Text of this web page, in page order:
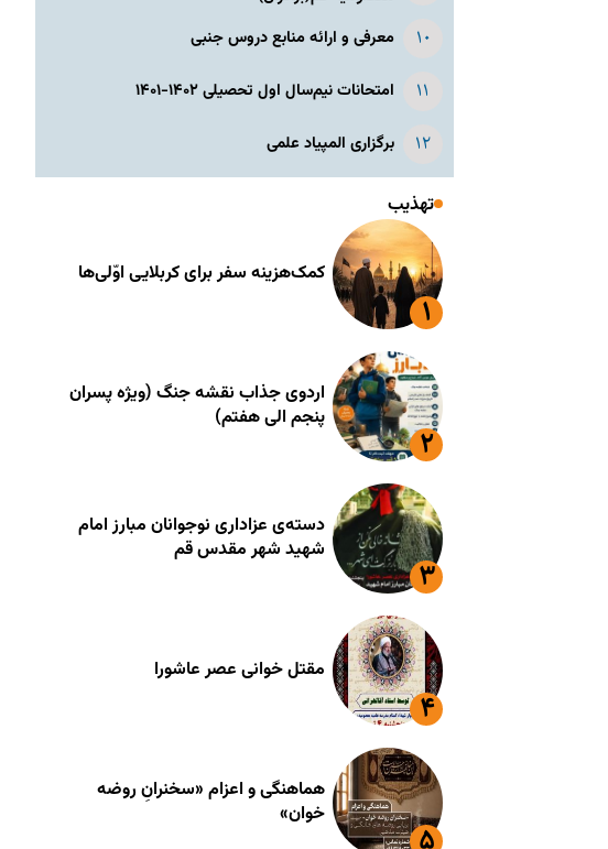
معرفی و ارائه منابع دروس جنبی
امتحانات نیم‌سال اول تحصیلی ۱۴۰۲-۱۴۰۱
برگزاری المپیاد علمی
تهذیب
کمک‌هزینه سفر برای کربلایی اوّلی‌ها
اردوی جذاب نقشه جنگ (ویژه پسران
پنجم الی هفتم)
دسته‌ی عزاداری نوجوانان مبارز امام
شهید شهر مقدس قم
مقتل خوانی عصر عاشورا
هماهنگی و اعزام «سخنرانِ روضه
خوان»